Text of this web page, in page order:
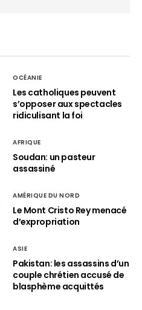
OCÉANIE
Les catholiques peuvent
s’opposer aux spectacles
ridiculisant la foi
AFRIQUE
Soudan: un pasteur
assassiné
AMÉRIQUE DU NORD
Le Mont Cristo Rey menacé
d’expropriation
ASIE
Pakistan: les assassins d’un
couple chrétien accusé de
blasphème acquittés